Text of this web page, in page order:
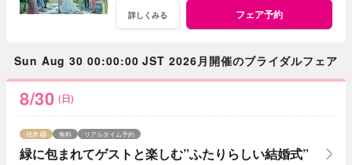
詳しくみる フェア予約
Sun Aug 30 00:00:00 JST 2026月開催のブライダルフェア
8/30 (日)
緑に包まれてゲストと楽しむ”ふたりらしい結婚式”
残席 無料 リアルタイム予約